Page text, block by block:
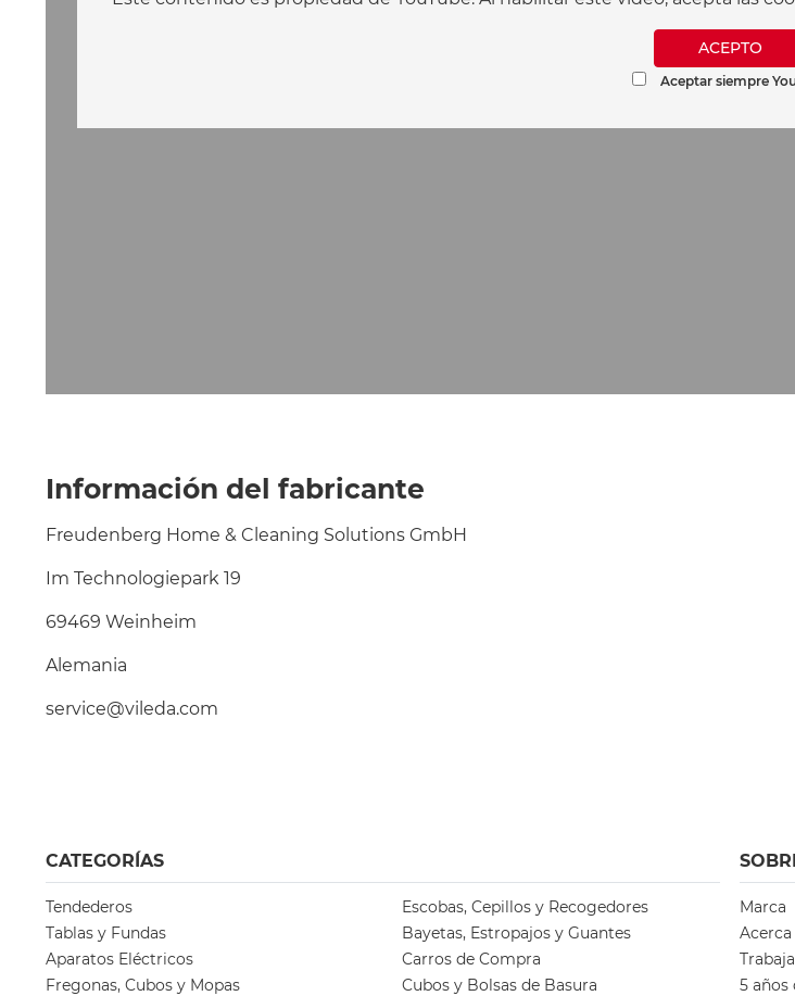
ACEPTO
Aceptar siempre
Información del fabricante
Freudenberg Home & Cleaning Solutions GmbH
Im Technologiepark 19
69469 Weinheim
Alemania
service@vileda.com
CATEGORÍAS
Tendederos
Tablas y Fundas
Aparatos Eléctricos
Fregonas, Cubos y Mopas
Escobas, Cepillos y Recogedores
Bayetas, Estropajos y Guantes
Carros de Compra
Cubos y Bolsas de Basura
Marca
5 años